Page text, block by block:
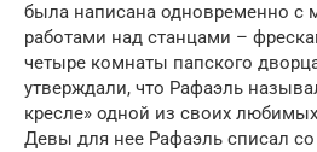
была написана одновременно с
работами над станцами –
четыре комнаты папского
утверждали, что Рафаэль
кресле» одной из своих
Девы для нее Рафаэль списал